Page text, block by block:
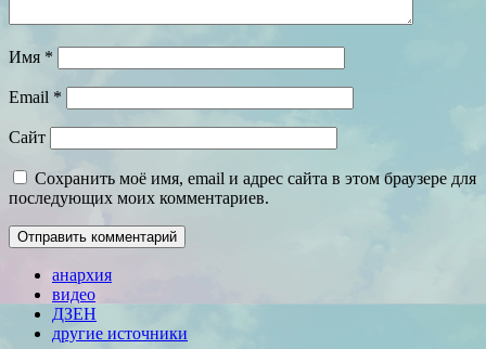
Имя *
Email *
Сайт
Сохранить моё имя, email и адрес сайта в этом браузере для
последующих моих комментариев.
анархия
видео
ДЗЕН
другие источники